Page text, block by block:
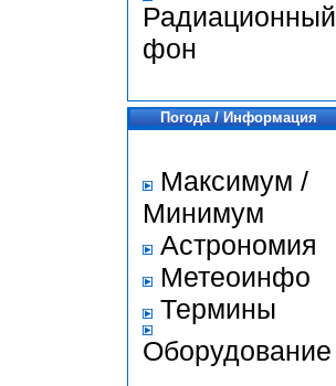
Радиационный
фон
Погода / Информация
Максимум /
Минимум
Астрономия
Метеоинфо
Термины
Оборудование